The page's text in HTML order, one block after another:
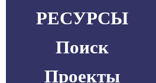
РЕСУРСЫ
Поиск
Проекты